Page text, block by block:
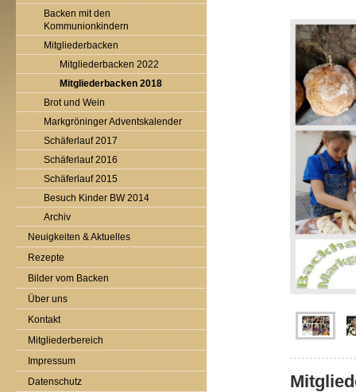
Backen mit den
Kommunionkindern
Mitgliederbacken
Mitgliederbacken 2022
Mitgliederbacken 2018
Brot und Wein
Markgröninger Adventskalender
Schäferlauf 2017
Schäferlauf 2016
Schäferlauf 2015
Besuch Kinder BW 2014
Archiv
Neuigkeiten & Aktuelles
Rezepte
Bilder vom Backen
Über uns
Kontakt
Mitgliederbereich
Impressum
Datenschutz